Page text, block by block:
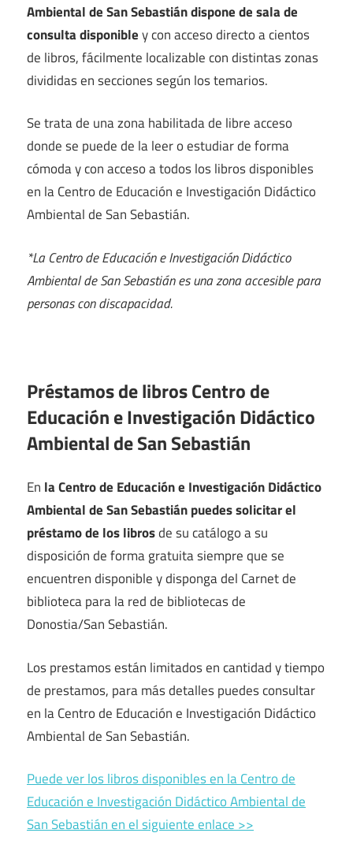
Ambiental de San Sebastián dispone de sala de
consulta disponibley con acceso directo a cientos
de libros, fácilmente localizable con distintas zonas
divididas en secciones según los temarios.
Se trata de una zona habilitada de libre acceso
donde se puede de la leer o estudiar de forma
cómoda y con acceso a todos los libros disponibles
en la Centro de Educación e Investigación Didáctico
Ambiental de San Sebastián.
*La Centro de Educación e Investigación Didáctico
Ambiental de San Sebastián es una zona accesible para
personas con discapacidad.
Préstamos de libros Centro de
Educación e Investigación Didáctico
Ambiental de San Sebastián
En la Centro de Educación e Investigación Didáctico
Ambiental de San Sebastián puedes solicitar el
préstamo de los librosde su catálogo a su
disposición de forma gratuita siempre que se
encuentren disponible y disponga del Carnet de
biblioteca para la red de bibliotecas de
Donostia/San Sebastián.
Los prestamos están limitados en cantidad y tiempo
de prestamos, para más detalles puedes consultar
en la Centro de Educación e Investigación Didáctico
Ambiental de San Sebastián.
Puede ver los libros disponibles en la Centro de
Educación e Investigación Didáctico Ambiental de
San Sebastián en el siguiente enlace >>